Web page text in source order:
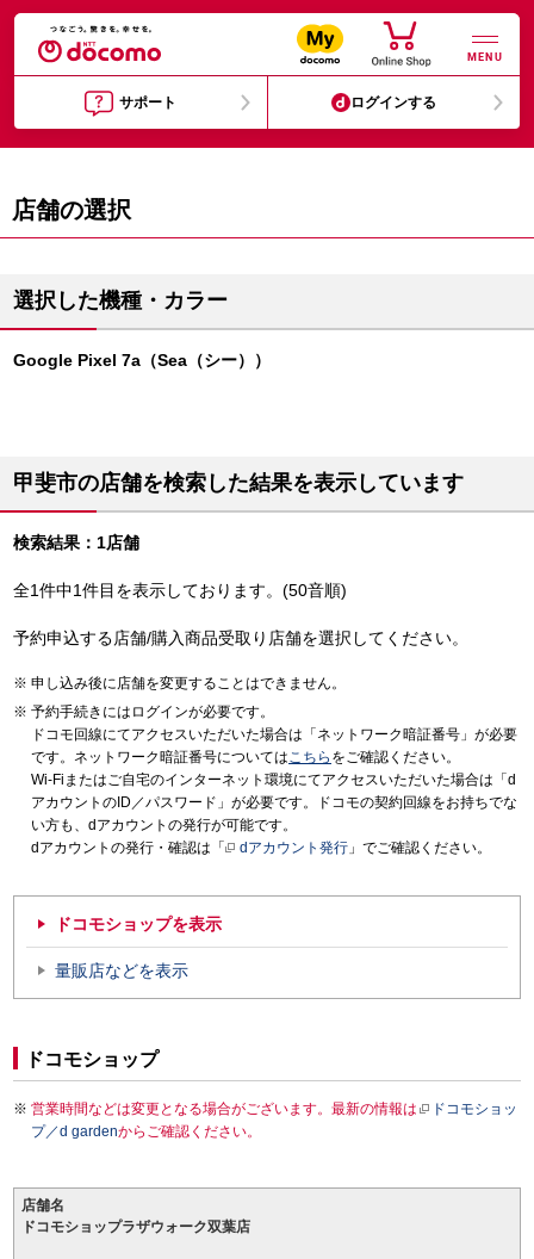
MENU
サポート ログインする
店舗の選択
選択した機種・カラー
Google Pixel 7a（Sea（シー））
甲斐市の店舗を検索した結果を表示しています
検索結果：1店舗
全1件中1件目を表示しております。(50音順)
予約申込する店舗/購入商品受取り店舗を選択してください。
申し込み後に店舗を変更することはできません。
予約手続きにはログインが必要です。
ドコモ回線にてアクセスいただいた場合は「ネットワーク暗証番号」が必要
です。ネットワーク暗証番号についてはこちら をご確認ください。
Wi-Fiまたはご自宅のインターネット環境にてアクセスいただいた場合は「d
アカウントのID／パスワード」が必要です。ドコモの契約回線をお持ちでな
い方も、dアカウントの発行が可能です。
dアカウントの発行・確認は「
dアカウント発行 」でご確認ください。
ドコモショップを表示
量販店などを表示
ドコモショップ
営業時間などは変更となる場合がございます。最新の情報は
ドコモショッ
プ／d gardenからご確認ください。
店舗名
ドコモショップラザウォーク双葉店